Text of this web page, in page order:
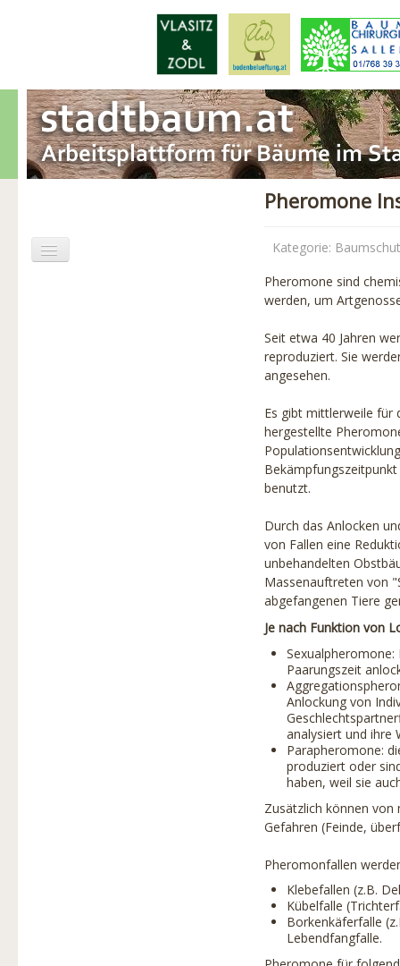
Pheromone
Kategorie:
Pheromone sind
werden, um
Seit etwa 40 Jahren
reproduziert. Sie
angesehen.
Es gibt mittlerweile für
hergestellte
benutzt.
Durch das Anlocken
von Fallen eine
unbehandelten
Massenauftreten von
abgefangenen Tiere
Je nach Funktion von
Paarungszeit
Anlockung von
analysiert und ihre
Parapheromone:
produziert oder
haben, weil sie
Zusätzlich können
Gefahren (Feinde,
Pheromonfallen
Klebefallen (z.B.
Kübelfalle
Borkenkäferfalle
Lebendfangfalle.